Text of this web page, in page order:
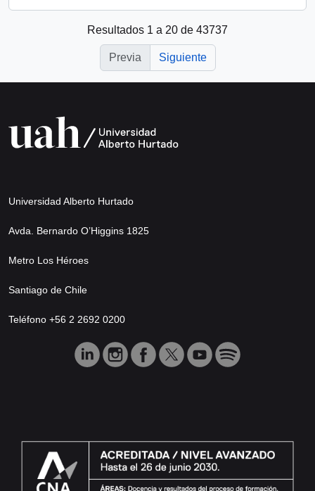
Resultados 1 a 20 de 43737
Previa Siguiente
Universidad Alberto Hurtado
Avda. Bernardo O’Higgins 1825
Metro Los Héroes
Santiago de Chile
Teléfono +56 2 2692 0200